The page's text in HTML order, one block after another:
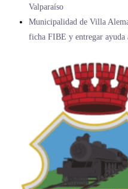
Valparaíso
Municipalidad de Villa
ficha FIBE y entregar ayuda